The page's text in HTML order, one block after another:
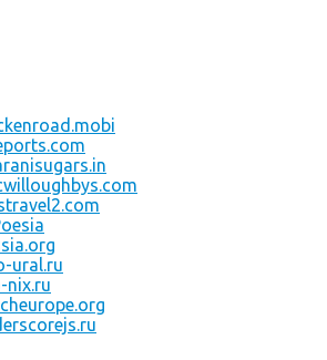
ural.ru
nix.ru